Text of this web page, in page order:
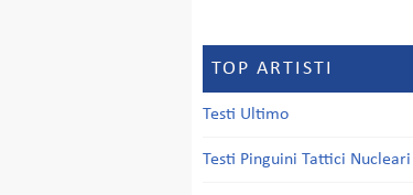
TOP ARTISTI
Testi Ultimo
Testi Pinguini Tattici Nucleari